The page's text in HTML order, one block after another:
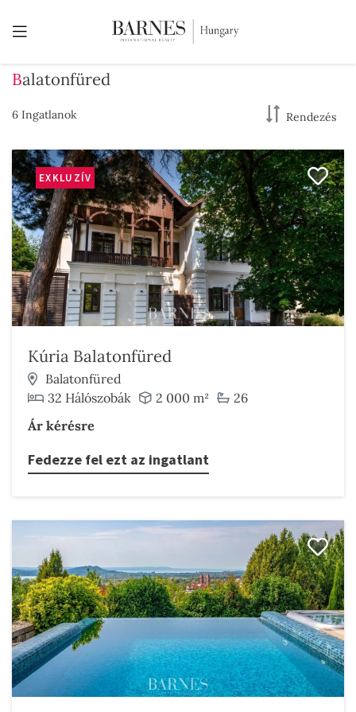
Balatonfüred
6 Ingatlanok Rendezés
EXKLUZÍV
Kúria Balatonfüred
Balatonfüred
32 Hálószobák
2 000 m²
26
Ár kérésre
Fedezze fel ezt az ingatlant